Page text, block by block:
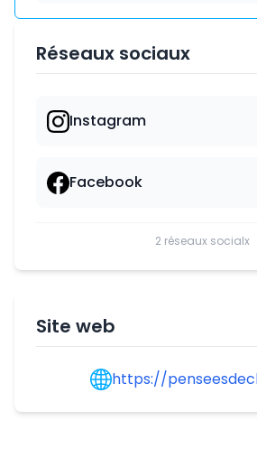
Réseaux sociaux
Instagram
Facebook
2 réseaux socialx
Site web
https://